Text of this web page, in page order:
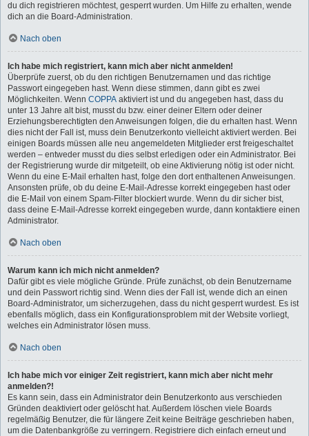
du dich registrieren möchtest, gesperrt wurden. Um Hilfe zu erhalten, wende
dich an die Board-Administration.
Nach oben
Ich habe mich registriert, kann mich aber nicht anmelden!
Überprüfe zuerst, ob du den richtigen Benutzernamen und das richtige
Passwort eingegeben hast. Wenn diese stimmen, dann gibt es zwei
Möglichkeiten. Wenn COPPA aktiviert ist und du angegeben hast, dass du
unter 13 Jahre alt bist, musst du bzw. einer deiner Eltern oder deiner
Erziehungsberechtigten den Anweisungen folgen, die du erhalten hast. Wenn
dies nicht der Fall ist, muss dein Benutzerkonto vielleicht aktiviert werden. Bei
einigen Boards müssen alle neu angemeldeten Mitglieder erst freigeschaltet
werden – entweder musst du dies selbst erledigen oder ein Administrator. Bei
der Registrierung wurde dir mitgeteilt, ob eine Aktivierung nötig ist oder nicht.
Wenn du eine E-Mail erhalten hast, folge den dort enthaltenen Anweisungen.
Ansonsten prüfe, ob du deine E-Mail-Adresse korrekt eingegeben hast oder
die E-Mail von einem Spam-Filter blockiert wurde. Wenn du dir sicher bist,
dass deine E-Mail-Adresse korrekt eingegeben wurde, dann kontaktiere einen
Administrator.
Nach oben
Warum kann ich mich nicht anmelden?
Dafür gibt es viele mögliche Gründe. Prüfe zunächst, ob dein Benutzername
und dein Passwort richtig sind. Wenn dies der Fall ist, wende dich an einen
Board-Administrator, um sicherzugehen, dass du nicht gesperrt wurdest. Es ist
ebenfalls möglich, dass ein Konfigurationsproblem mit der Website vorliegt,
welches ein Administrator lösen muss.
Nach oben
Ich habe mich vor einiger Zeit registriert, kann mich aber nicht mehr
anmelden?!
Es kann sein, dass ein Administrator dein Benutzerkonto aus verschieden
Gründen deaktiviert oder gelöscht hat. Außerdem löschen viele Boards
regelmäßig Benutzer, die für längere Zeit keine Beiträge geschrieben haben,
um die Datenbankgröße zu verringern. Registriere dich einfach erneut und